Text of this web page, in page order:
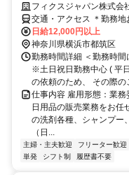
フィクスジャパン株式会
交通・アクセス ＊勤務地
選択可 ＊転勤なし ＊マ
日給12,000円以上
神奈川県横浜市都筑区
勤務時間詳細 ＜勤務時間
※土日祝日勤務中心 ( 平
の依頼のため、 その際の
仕事内容 雇用形態：業
日用品の販売業務をお
の洗剤各種、シャンプー
（日...
主婦・主夫歓迎 フリーター歓迎
単発
シフト制 履歴書不要